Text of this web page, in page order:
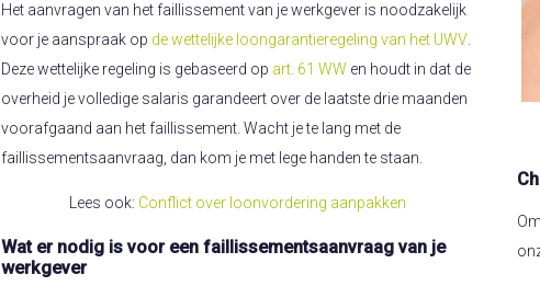
Het aanvragen van het faillissement van je werkgever is noodzakelijk
voor je aanspraak op de wettelijke loongarantieregeling van het UWV.
Deze wettelijke regeling is gebaseerd op art. 61 WW en houdt in dat de
overheid je volledige salaris garandeert over de laatste drie maanden
voorafgaand aan het faillissement. Wacht je te lang met de
faillissementsaanvraag, dan kom je met lege handen te staan.
Lees ook: Conflict over loonvordering aanpakken
Wat er nodig is voor een faillissementsaanvraag van je
werkgever